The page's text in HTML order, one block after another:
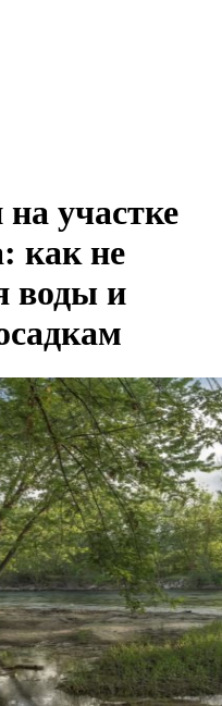
участке
как не
воды и